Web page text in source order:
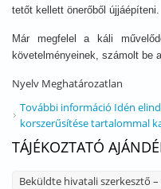
tetőt kellett önerőből újjáépíteni.
Már megfelel a káli
követelményeinek, számolt be
Nyelv Meghatározatlan
További információ Idén
korszerűsítése tartalommal
TÁJÉKOZTATÓ
Beküldte hivatali szerkesztő –